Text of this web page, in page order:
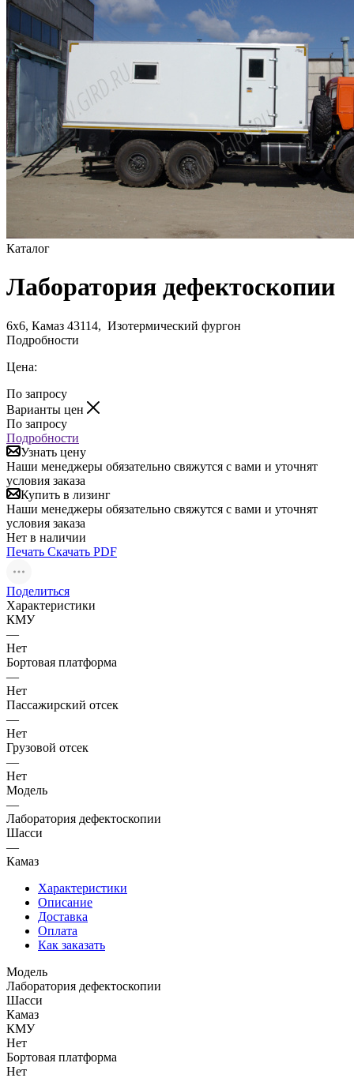
Каталог
Лаборатория дефектоскопии
6х6, Камаз 43114, Изотермический фургон
Подробности
Цена:
По запросу
Варианты цен
По запросу
Подробности
Узнать цену
Наши менеджеры обязательно свяжутся с вами и уточнят
условия заказа
Купить в лизинг
Наши менеджеры обязательно свяжутся с вами и уточнят
условия заказа
Нет в наличии
Печать Скачать PDF
Поделиться
Характеристики
КМУ
—
Нет
Бортовая платформа
—
Нет
Пассажирский отсек
—
Нет
Грузовой отсек
—
Нет
Модель
—
Лаборатория дефектоскопии
Шасси
—
Камаз
Характеристики
Описание
Доставка
Оплата
Как заказать
Модель
Лаборатория дефектоскопии
Шасси
Камаз
КМУ
Нет
Бортовая платформа
Нет